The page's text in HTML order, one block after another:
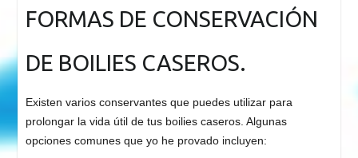
FORMAS DE CONSERVACIÓN
DE BOILIES CASEROS.
Existen varios conservantes que puedes utilizar para
prolongar la vida útil de tus boilies caseros. Algunas
opciones comunes que yo he provado incluyen: